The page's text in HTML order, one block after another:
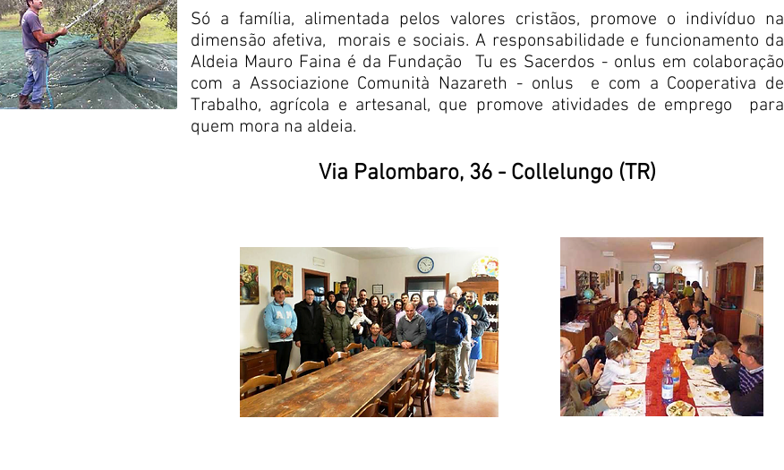
Só a família, alimentada pelos valores cristãos, promove o indivíduo na
dimensão afetiva,
morais e sociais. A responsabilidade e funcionamento da
Aldeia Mauro Faina é da Fundação
Tu es Sacerdos - onlus em colaboração
com a Associazione Comunità Nazareth - onlus
e com a Cooperativa de
Trabalho, agrícola e artesanal, que promove atividades de emprego
para
quem mora na aldeia.
Via Palombaro, 36 - Collelungo (TR)